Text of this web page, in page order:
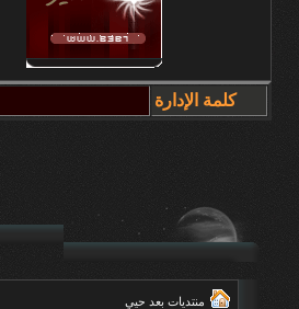
كلمة الإدارة
منتديات بعد حيي